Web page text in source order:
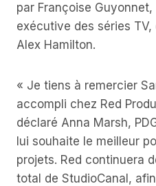
par Françoise
exécutive des séries
Alex Hamilton.
« Je tiens à remercier
accompli chez Red
déclaré Anna Marsh,
lui souhaite le meilleur
projets. Red continuera
total de StudioCanal,